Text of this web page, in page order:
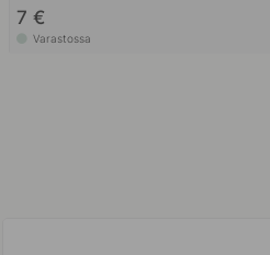
7 €
Varastossa